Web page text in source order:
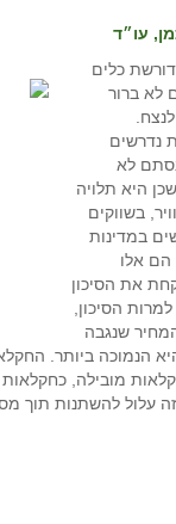
עו״ד
כלים
לא ברור
נדרשים
לא
היא תלויה
בשווקים
במדינות
אלו
את הסיכון
הסיכון,
שנגבה
הנמוכה ביותר.
מובילה,
עלול להשתנות תוך